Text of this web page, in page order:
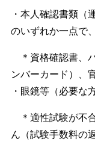
・本人確認書類（
のいずれか一点で
＊資格確認書、
ンバーカード）、
・眼鏡等（必要な方
＊適性試験が不
ん（試験手数料の